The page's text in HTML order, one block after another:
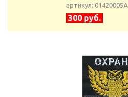
артикул: 01420005А
300 руб.